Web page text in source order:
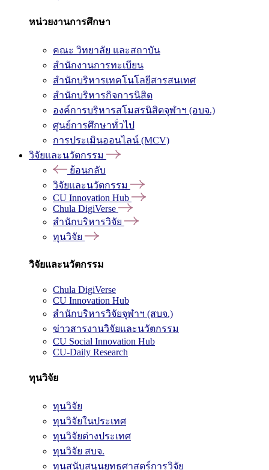
หน่วยงานการศึกษา
คณะ วิทยาลัย และสถาบัน
สำนักงานการทะเบียน
สำนักบริหารเทคโนโลยีสารสนเทศ
สำนักบริหารกิจการนิสิต
องค์การบริหารสโมสรนิสิตจุฬาฯ (อบจ.)
ศูนย์การศึกษาทั่วไป
การประเมินออนไลน์ (MCV)
วิจัยและนวัตกรรม
ย้อนกลับ
วิจัยและนวัตกรรม
CU Innovation Hub
Chula DigiVerse
สำนักบริหารวิจัย
ทุนวิจัย
วิจัยและนวัตกรรม
Chula DigiVerse
CU Innovation Hub
สำนักบริหารวิจัยจุฬาฯ (สบจ.)
ข่าวสารงานวิจัยและนวัตกรรม
CU Social Innovation Hub
CU-Daily Research
ทุนวิจัย
ทุนวิจัย
ทุนวิจัยในประเทศ
ทุนวิจัยต่างประเทศ
ทุนวิจัย สบจ.
ทุนสนับสนุนยุทธศาสตร์การวิจัย